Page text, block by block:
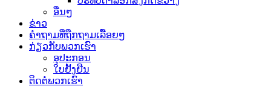
ອື່ນໆ
ຂ່າວ
ຄຳຖາມທີ່ຖືກຖາມເລື້ອຍໆ
ກ່ຽວກັບພວກເຮົາ
ອຸປະກອນ
ໃບຢັ້ງຢືນ
ຕິດຕໍ່ພວກເຮົາ